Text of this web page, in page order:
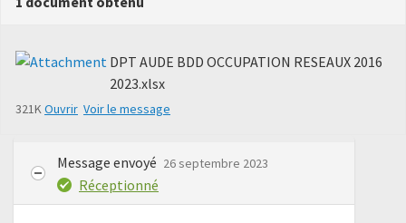
DPT AUDE BDD OCCUPATION RESEAUX 2016
2023.xlsx
321KOuvrir Voir le message
Message envoyé 26 septembre 2023
Réceptionné